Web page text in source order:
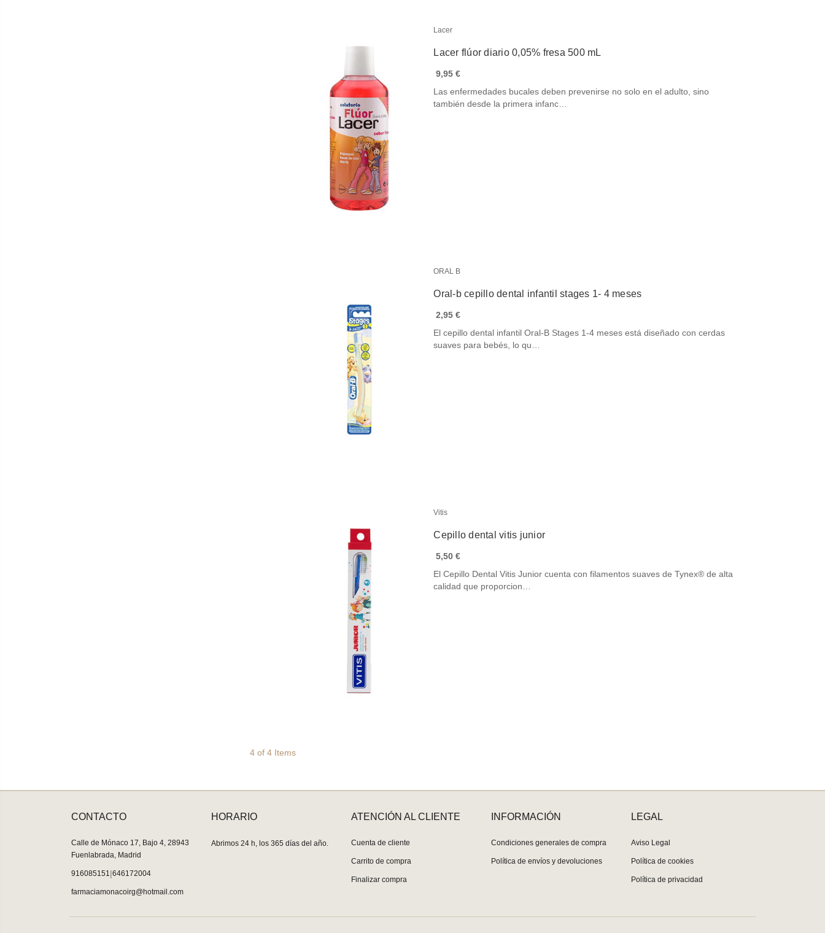
Lacer
Lacer flúor diario 0,05% fresa 500 mL
9,95 €
Las enfermedades bucales deben prevenirse no solo en el adulto, sino
también desde la primera infanc…
ORAL B
Oral-b cepillo dental infantil stages 1- 4 meses
2,95 €
El cepillo dental infantil Oral-B Stages 1-4 meses está diseñado con cerdas
suaves para bebés, lo qu…
Vitis
Cepillo dental vitis junior
5,50 €
El Cepillo Dental Vitis Junior cuenta con filamentos suaves de Tynex® de alta
calidad que proporcion…
4 of 4 Items
CONTACTO
Calle de Mónaco 17, Bajo 4, 28943
Fuenlabrada, Madrid
916085151|646172004
farmaciamonacoirg@hotmail.com
HORARIO
Abrimos 24 h, los 365 días del año.
ATENCIÓN AL CLIENTE
Cuenta de cliente
Carrito de compra
Finalizar compra
INFORMACIÓN
Condiciones generales de compra
Política de envíos y devoluciones
LEGAL
Aviso Legal
Política de cookies
Política de privacidad